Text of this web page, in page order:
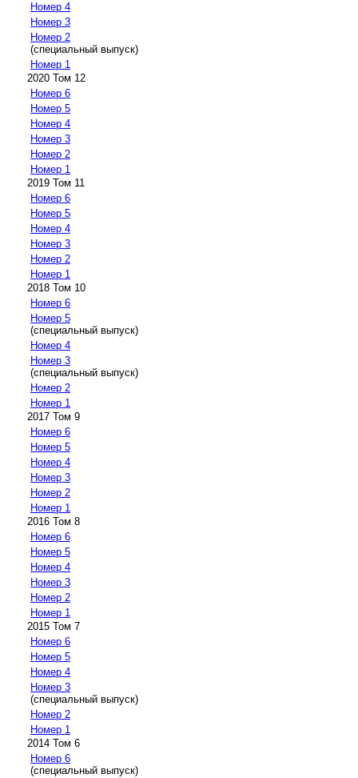
Номер 4
Номер 3
Номер 2
(специальный выпуск)
Номер 1
2020 Том 12
Номер 6
Номер 5
Номер 4
Номер 3
Номер 2
Номер 1
2019 Том 11
Номер 6
Номер 5
Номер 4
Номер 3
Номер 2
Номер 1
2018 Том 10
Номер 6
Номер 5
(специальный выпуск)
Номер 4
Номер 3
(специальный выпуск)
Номер 2
Номер 1
2017 Том 9
Номер 6
Номер 5
Номер 4
Номер 3
Номер 2
Номер 1
2016 Том 8
Номер 6
Номер 5
Номер 4
Номер 3
Номер 2
Номер 1
2015 Том 7
Номер 6
Номер 5
Номер 4
Номер 3
(специальный выпуск)
Номер 2
Номер 1
2014 Том 6
Номер 6
(специальный выпуск)